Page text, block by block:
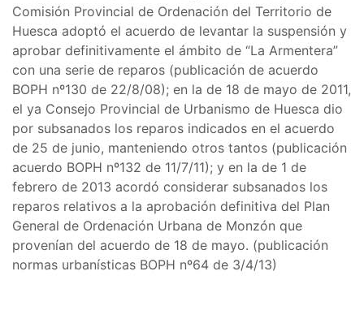
Comisión Provincial de Ordenación del Territorio de
Huesca adoptó el acuerdo de levantar la suspensión y
aprobar definitivamente el ámbito de “La Armentera”
con una serie de reparos (publicación de acuerdo
BOPH nº130 de 22/8/08); en la de 18 de mayo de 2011,
el ya Consejo Provincial de Urbanismo de Huesca dio
por subsanados los reparos indicados en el acuerdo
de 25 de junio, manteniendo otros tantos (publicación
acuerdo BOPH nº132 de 11/7/11); y en la de 1 de
febrero de 2013 acordó considerar subsanados los
reparos relativos a la aprobación definitiva del Plan
General de Ordenación Urbana de Monzón que
provenían del acuerdo de 18 de mayo. (publicación
normas urbanísticas BOPH nº64 de 3/4/13)